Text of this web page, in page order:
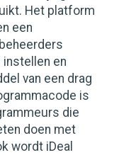
Het platform
een
instellen en
van een drag
is
die
doen met
wordt iDeal